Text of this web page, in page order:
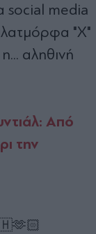
social media
"Χ"
αληθινή
Από
την